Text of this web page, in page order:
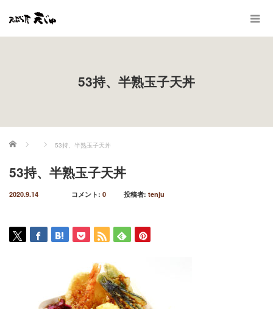
53持、半熟玉子天丼
ホーム 53持、半熟玉子天丼
53持、半熟玉子天丼
2020.9.14 コメント: 0 投稿者: tenju